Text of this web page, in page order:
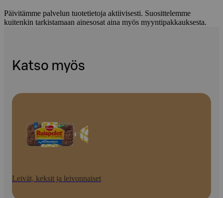
Päivitämme palvelun tuotetietoja aktiivisesti. Suosittelemme
kuitenkin tarkistamaan ainesosat aina myös myyntipakkauksesta.
Katso myös
Leivät, keksit ja leivonnaiset